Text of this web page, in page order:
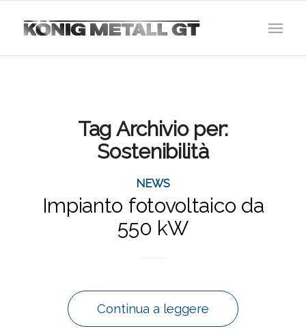
Tag Archivio per:
Sostenibilità
NEWS
Impianto fotovoltaico da
550 kW
Continua a leggere